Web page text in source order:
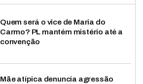
Quem será o vice de Maria do
Carmo? PL mantém mistério até a
convenção
Mãe atípica denuncia agressão